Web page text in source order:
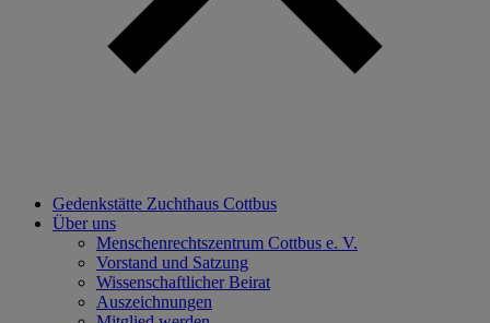
Gedenkstätte Zuchthaus Cottbus
Über uns
Menschenrechtszentrum Cottbus e. V.
Vorstand und Satzung
Wissenschaftlicher Beirat
Auszeichnungen